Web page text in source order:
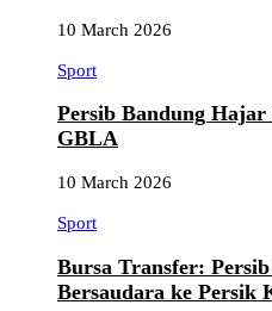
10 March 2026
Sport
Persib Bandung
GBLA
10 March 2026
Sport
Bursa Transfer:
Bersaudara ke Persik